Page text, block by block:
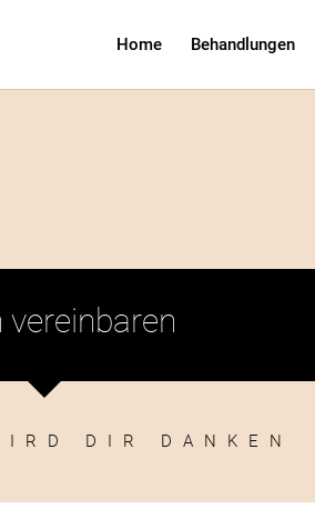
Home Behandlungen
DIR DANKEN